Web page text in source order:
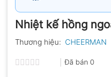
Nhiệt kế hồng
Thương hiệu: CHEERMAN
Đã bán 0